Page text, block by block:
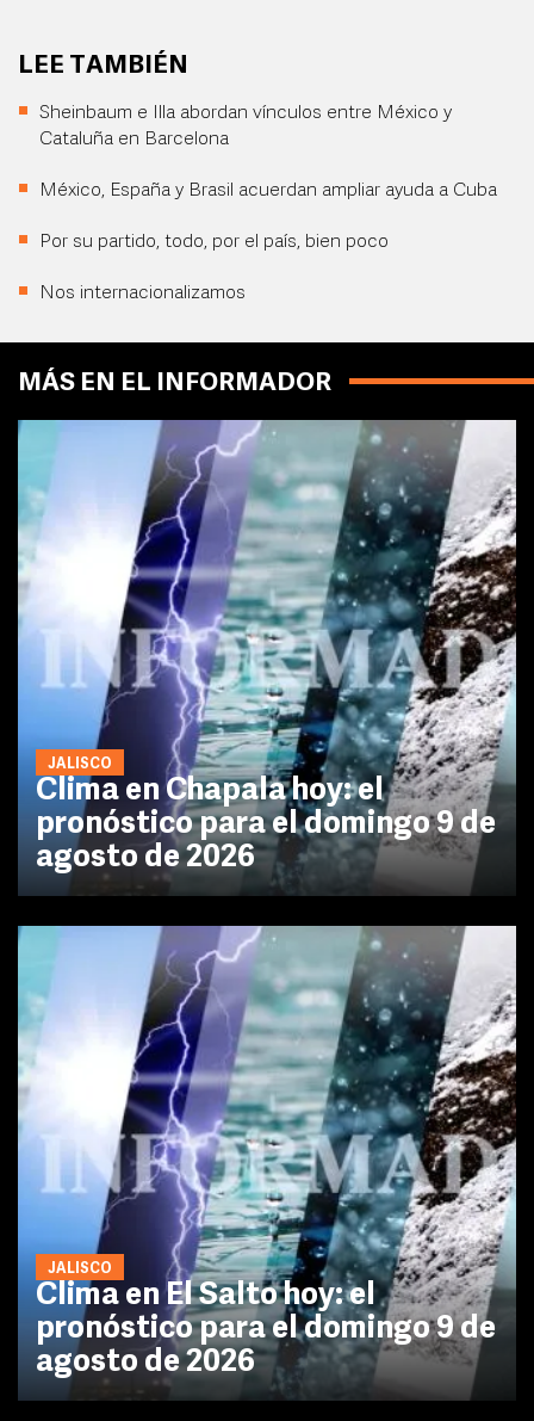
LEE TAMBIÉN
Sheinbaum e Illa abordan vínculos entre México y
Cataluña en Barcelona
México, España y Brasil acuerdan ampliar ayuda a Cuba
Por su partido, todo, por el país, bien poco
Nos internacionalizamos
MÁS EN EL INFORMADOR
JALISCO
Clima en Chapala hoy: el
pronóstico para el domingo 9 de
agosto de 2026
JALISCO
Clima en El Salto hoy: el
pronóstico para el domingo 9 de
agosto de 2026